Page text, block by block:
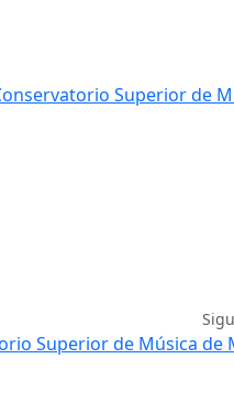
Superior de
Superior de Música de